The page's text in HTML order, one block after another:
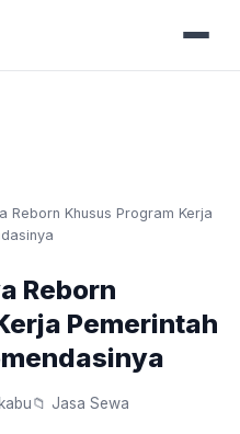
Reborn Khusus Program Kerja
Reborn
Pemerintah
📁 Jasa Sewa